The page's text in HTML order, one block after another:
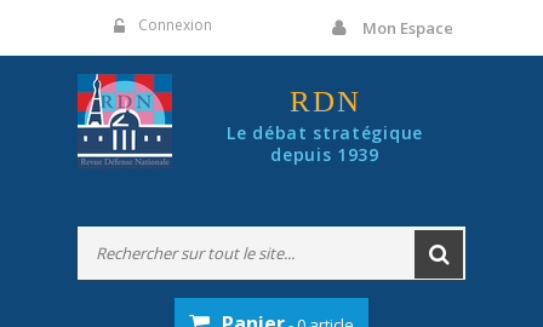
Connexion Mon Espace
RDN
Le débat stratégique
depuis 1939